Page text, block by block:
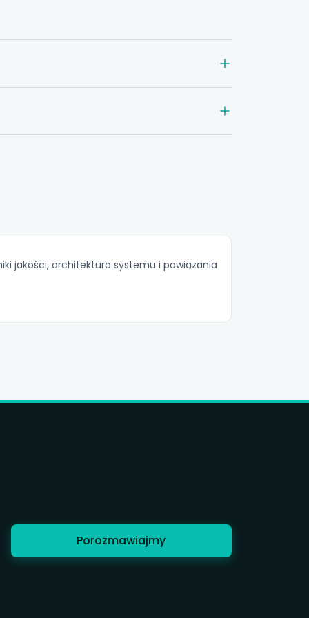
jakości, architektura systemu i powiązania
Porozmawiajmy